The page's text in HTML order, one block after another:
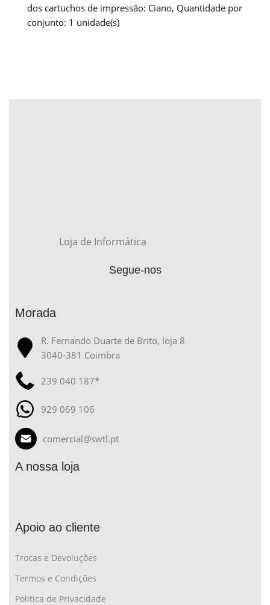
dos cartuchos de impressão: Ciano, Quantidade por
conjunto: 1 unidade(s)
Loja de Informática
Segue-nos
Morada
R. Fernando Duarte de Brito, loja 8
3040-381 Coimbra
239 040 187*
929 069 106
comercial@swtl.pt
A nossa loja
Apoio ao cliente
Trocas e Devoluções
Termos e Condições
Politica de Privacidade